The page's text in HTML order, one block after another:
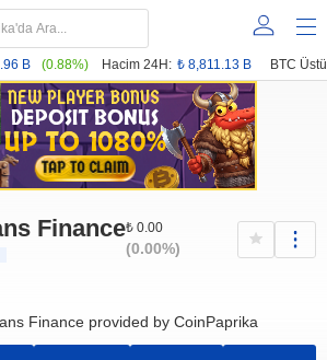
B (0.88%) Hacim 24H: ₺ 8,811.13 B BTC
Finance₺ 0.00
(0.00%)
Finance provided by CoinPaprika